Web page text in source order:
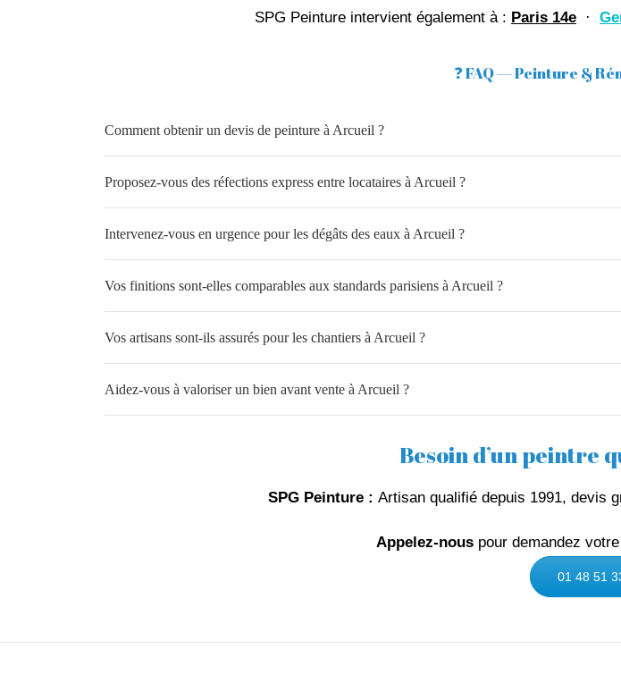
SPG Peinture intervient également à : Paris 14e ·
❓ FAQ — Peinture &
Comment obtenir un devis de peinture à Arcueil ?
Proposez-vous des réfections express entre locataires à Arcueil ?
Intervenez-vous en urgence pour les dégâts des eaux à Arcueil ?
Vos finitions sont-elles comparables aux standards parisiens à Arcueil ?
Vos artisans sont-ils assurés pour les chantiers à Arcueil ?
Aidez-vous à valoriser un bien avant vente à Arcueil ?
Besoin d’un peintre
SPG Peinture : Artisan qualifié depuis 1991, devis
Appelez-nous pour demandez
01 48 51